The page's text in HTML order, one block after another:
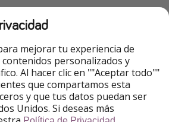
mejorar tu experiencia de
personalizados y
Al hacer clic en ""Aceptar todo""
que compartamos esta
y que tus datos puedan ser
Unidos. Si deseas más